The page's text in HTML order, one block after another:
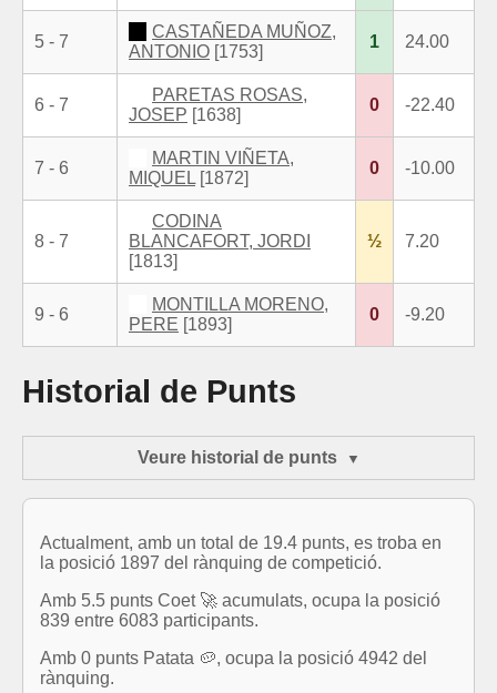
5 - 7
CASTAÑEDA MUÑOZ,
ANTONIO [1753]
1 24.00
6 - 7
PARETAS ROSAS,
JOSEP [1638]
0 -22.40
7 - 6
MARTIN VIÑETA,
MIQUEL [1872]
0 -10.00
8 - 7
CODINA
BLANCAFORT, JORDI
[1813]
½ 7.20
9 - 6
MONTILLA MORENO,
PERE [1893]
0 -9.20
Historial de Punts
Veure historial de punts
Actualment, amb un total de 19.4 punts, es troba en
la posició 1897 del rànquing de competició.
Amb 5.5 punts Coet 🚀 acumulats, ocupa la posició
839 entre 6083 participants.
Amb 0 punts Patata 🥔, ocupa la posició 4942 del
rànquing.